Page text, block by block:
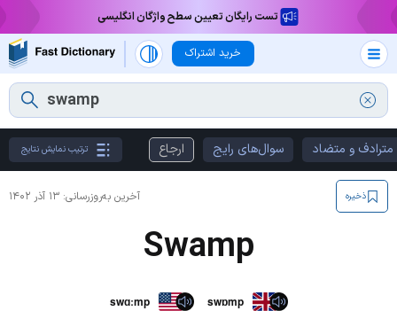
تست رایگان تعیین سطح واژگان انگلیسی
خرید اشتراک
مترادف و متضاد سوال‌های رایج ارجاع ترتیب نمایش نتایج
آخرین به‌روزرسانی: ۱۳ آذر ۱۴۰۲ ذخیره
Swamp
swɑːmp swɒmp